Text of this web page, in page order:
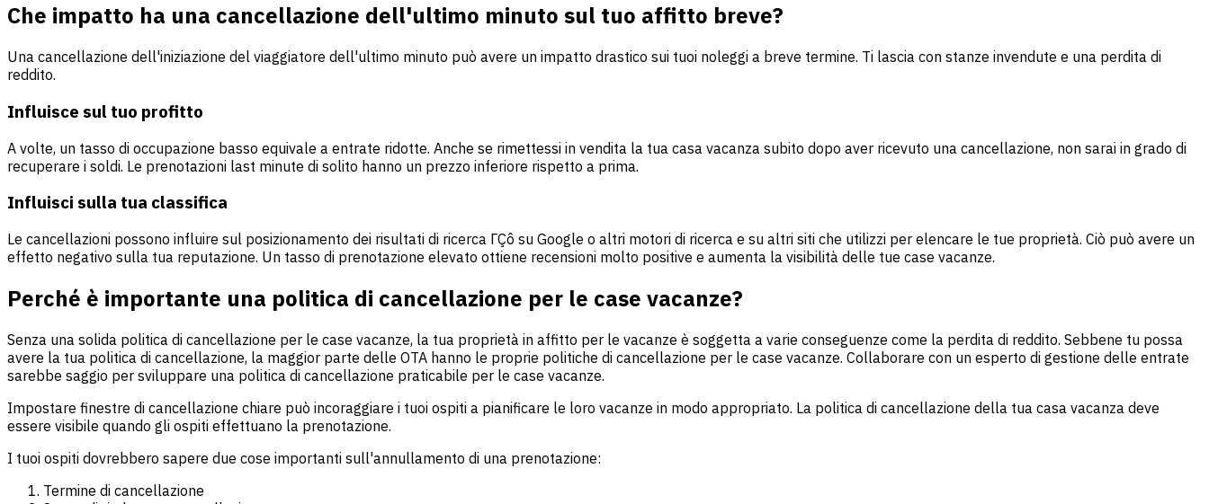
Che impatto ha una cancellazione dell'ultimo minuto sul tuo affitto breve?
Una cancellazione dell'iniziazione del viaggiatore dell'ultimo minuto può avere un impatto drastico sui tuoi noleggi a breve termine. Ti lascia con stanze invendute e una perdita di
reddito.
Influisce sul tuo profitto
A volte, un tasso di occupazione basso equivale a entrate ridotte. Anche se rimettessi in vendita la tua casa vacanza subito dopo aver ricevuto una cancellazione, non sarai in grado di
recuperare i soldi. Le prenotazioni last minute di solito hanno un prezzo inferiore rispetto a prima.
Influisci sulla tua classifica
Le cancellazioni possono influire sul posizionamento dei risultati di ricerca ΓÇô su Google o altri motori di ricerca e su altri siti che utilizzi per elencare le tue proprietà. Ciò può avere un
effetto negativo sulla tua reputazione. Un tasso di prenotazione elevato ottiene recensioni molto positive e aumenta la visibilità delle tue case vacanze.
Perché è importante una politica di cancellazione per le case vacanze?
Senza una solida politica di cancellazione per le case vacanze, la tua proprietà in affitto per le vacanze è soggetta a varie conseguenze come la perdita di reddito. Sebbene tu possa
avere la tua politica di cancellazione, la maggior parte delle OTA hanno le proprie politiche di cancellazione per le case vacanze. Collaborare con un esperto di gestione delle entrate
sarebbe saggio per sviluppare una politica di cancellazione praticabile per le case vacanze.
Impostare finestre di cancellazione chiare può incoraggiare i tuoi ospiti a pianificare le loro vacanze in modo appropriato. La politica di cancellazione della tua casa vacanza deve
essere visibile quando gli ospiti effettuano la prenotazione.
I tuoi ospiti dovrebbero sapere due cose importanti sull'annullamento di una prenotazione:
Termine di cancellazione